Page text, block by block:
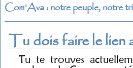
Com'Ava : notre peuple, notre
Tu dois faire le lien
Tu te trouves